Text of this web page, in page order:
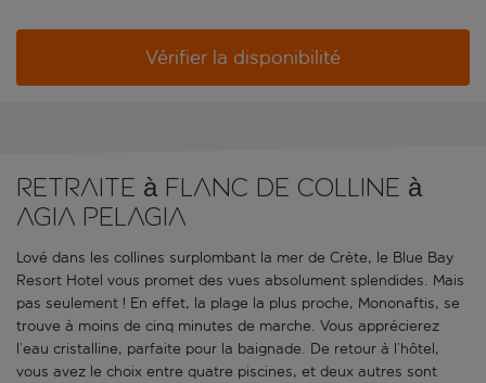
Vérifier la disponibilité
Retraite à flanc de colline à
Agia Pelagia
Lové dans les collines surplombant la mer de Crète, le Blue Bay
Resort Hotel vous promet des vues absolument splendides. Mais
pas seulement ! En effet, la plage la plus proche, Mononaftis, se
trouve à moins de cinq minutes de marche. Vous apprécierez
l’eau cristalline, parfaite pour la baignade. De retour à l’hôtel,
vous avez le choix entre quatre piscines, et deux autres sont